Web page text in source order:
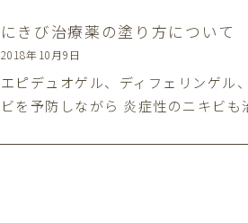
にきび治療薬の塗り方について
2018年10月9日
エピデュオゲル、ディフェリンゲル
ビを予防しながら 炎症性のニキビ